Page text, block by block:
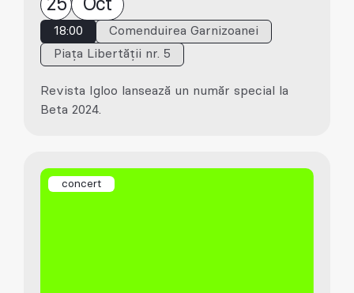
25 Oct
18:00
Comenduirea Garnizoanei
Piața Libertății nr. 5
Revista Igloo lansează un număr special la
Beta 2024.
concert